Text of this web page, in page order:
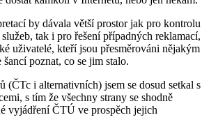
by dávala větší prostor jak pro kontrolu
tak i pro řešení případných reklamací,
uživatelé, kteří jsou přesměrováni nějakým
poznat, co se jim stalo.
(ČTc i alternativních) jsem se dosud setkal s
s tím že všechny strany se shodně
vyjádření ČTÚ ve prospěch jejich